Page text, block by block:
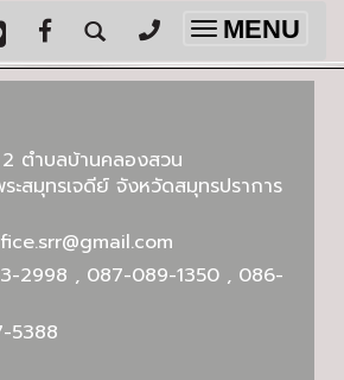
Toggle
navigation
MENU
ตำบลบ้านคลองสวน
รเจดีย์ จังหวัดสมุทรปราการ
2998 , 087-089-1350 , 086-